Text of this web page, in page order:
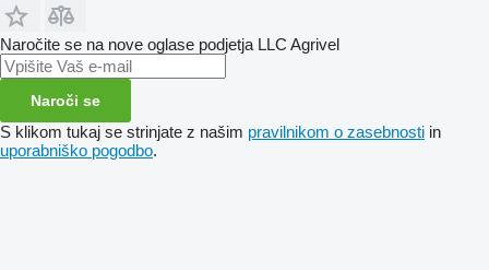
Naročite se na nove oglase podjetja LLC Agrivel
Naroči se
S klikom tukaj se strinjate z našim pravilnikom o zasebnosti in
uporabniško pogodbo.